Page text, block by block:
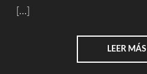
[…]
LEER MÁS